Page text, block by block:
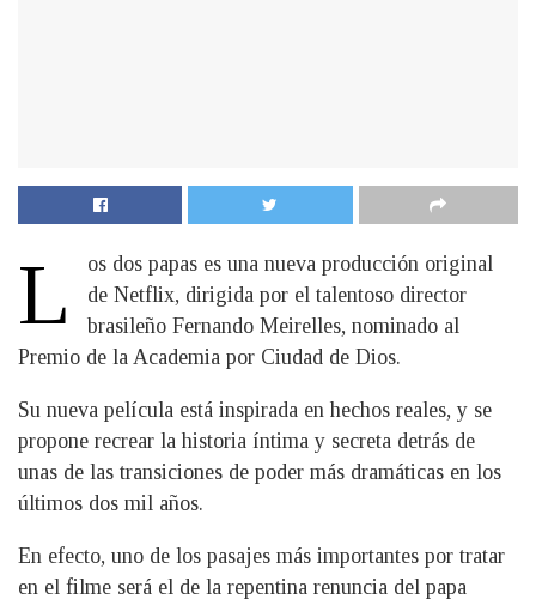
L
os dos papas es una nueva producción original
de Netflix, dirigida por el talentoso director
brasileño Fernando Meirelles, nominado al
Premio de la Academia por Ciudad de Dios.
Su nueva película está inspirada en hechos reales, y se
propone recrear la historia íntima y secreta detrás de
unas de las transiciones de poder más dramáticas en los
últimos dos mil años.
En efecto, uno de los pasajes más importantes por tratar
en el filme será el de la repentina renuncia del papa